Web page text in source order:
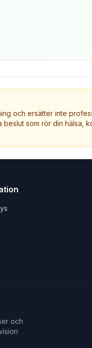
och ersätter inte
som rör din hälsa,
och